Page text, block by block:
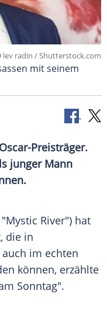
lev radin / Shutterstock.com
mit seinem
Preisträger.
junger Mann
Mystic River") hat
die in
im echten
können, erzählte
Sonntag".